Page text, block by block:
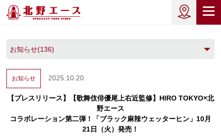
お知らせ 2025.10.20
【プレスリリース】【歌舞伎俳優尾上右近監修】HIRO TOKYO×北
野エース
コラボレーション第二弾！「ブラック麻辣ウェッターヒン」10月
21日（火）発売！